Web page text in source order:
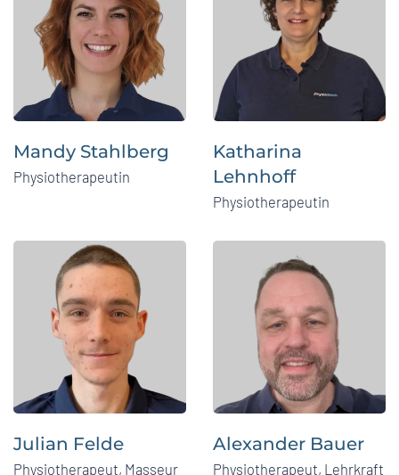
Mandy Stahlberg
Physiotherapeutin
Katharina
Lehnhoff
Physiotherapeutin
Julian Felde
Physiotherapeut, Masseur
Alexander Bauer
Physiotherapeut, Lehrkraft